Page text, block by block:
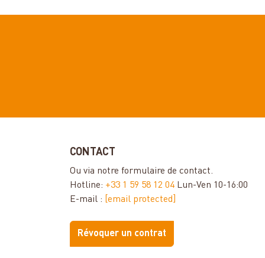
CONTACT
Ou via notreformulaire de contact.
Hotline: +33 1 59 58 12 04 Lun-Ven 10-16:00
E-mail : [email protected]
Révoquer un contrat